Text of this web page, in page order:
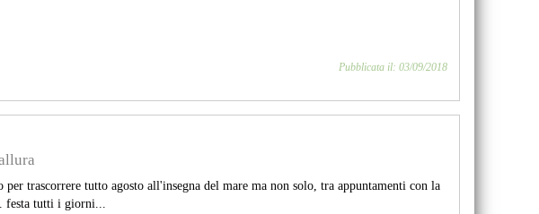
Pubblicata il: 03/09/2018
trascorrere tutto agosto all'insegna del mare ma non solo, tra appuntamenti con la
tutti i giorni...